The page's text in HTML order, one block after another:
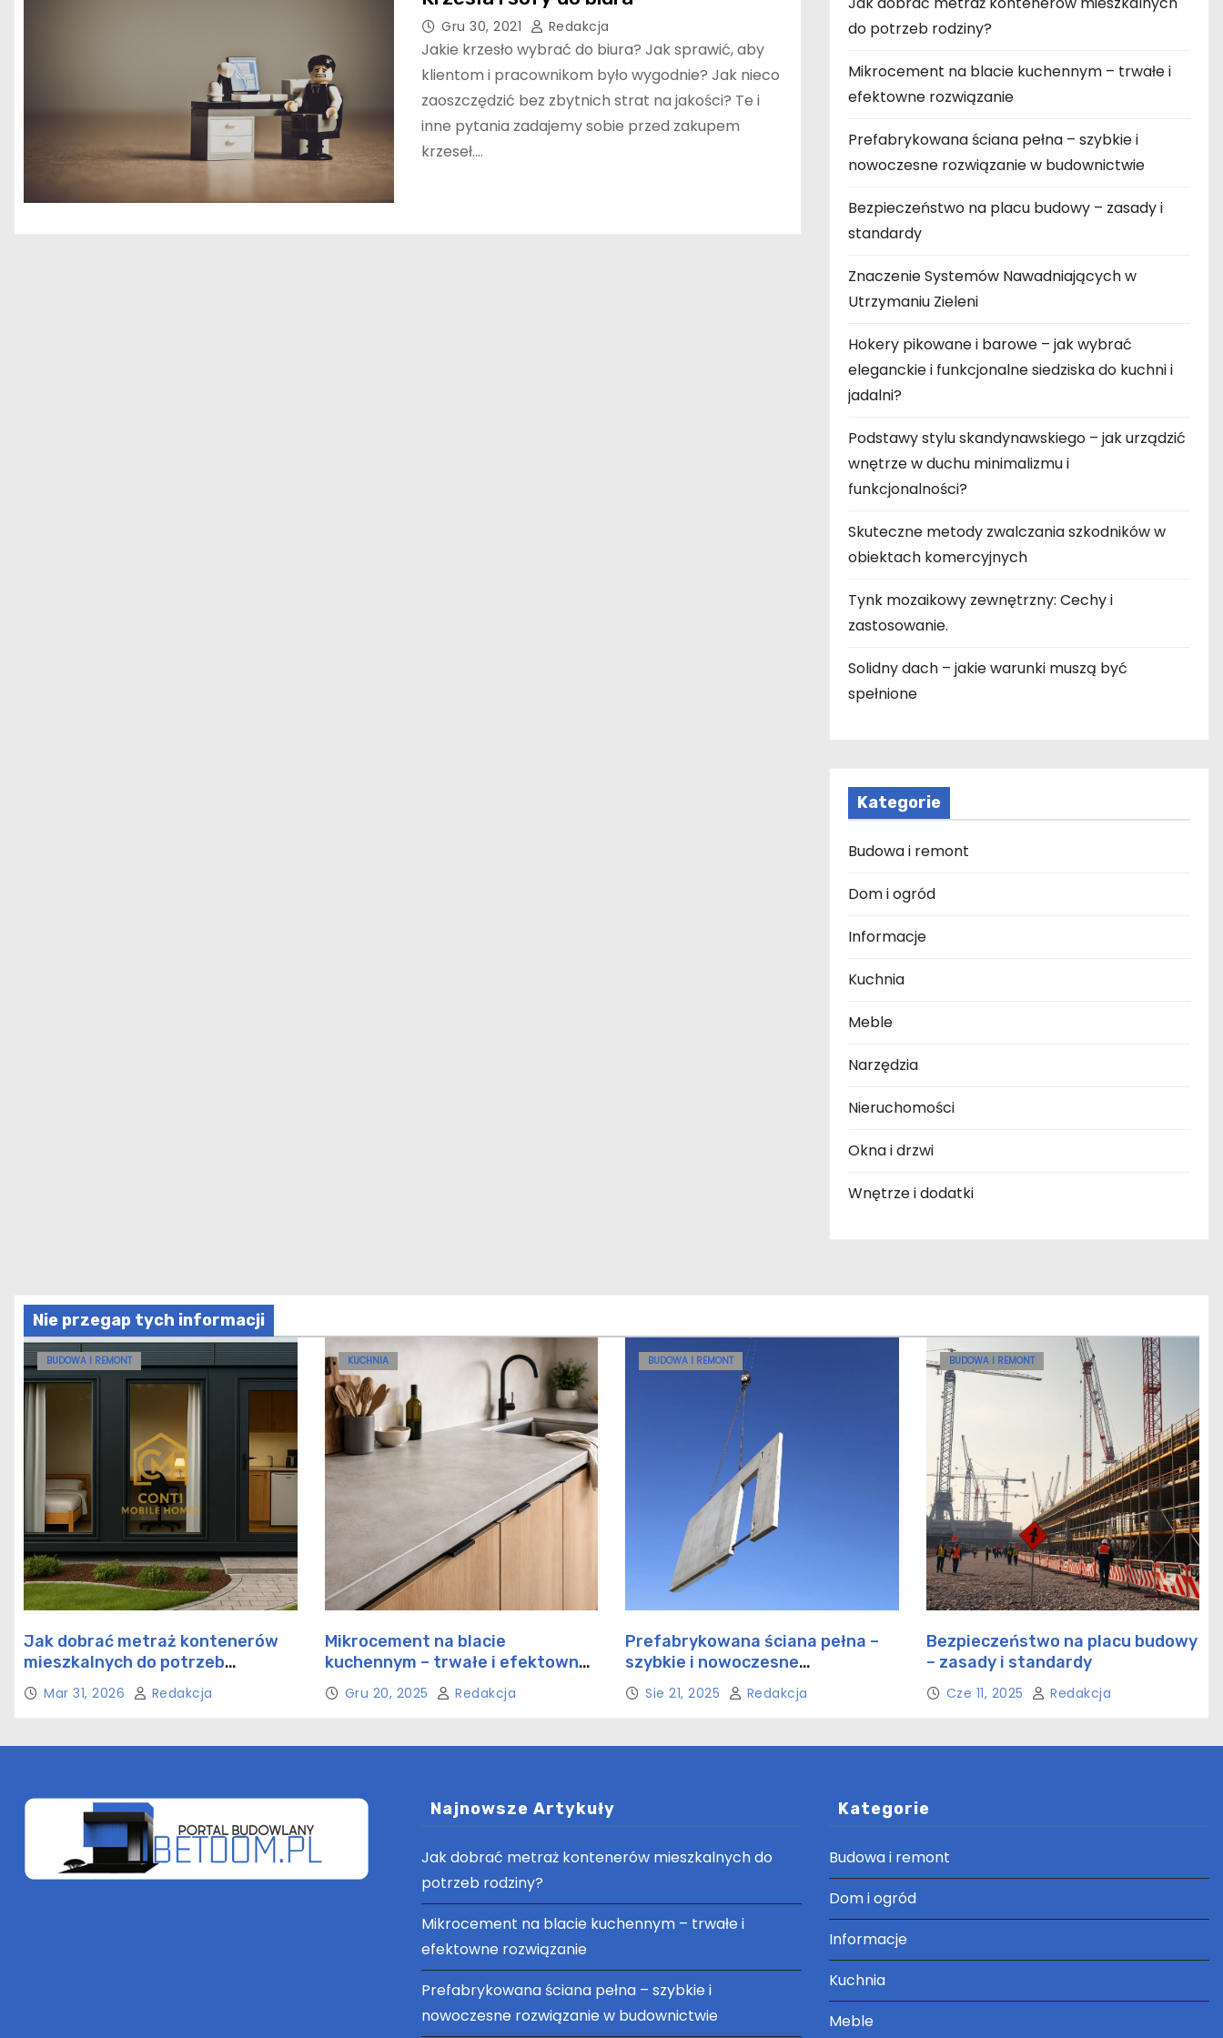
Gru 30, 2021 Redakcja
Jakie krzesło wybrać do biura? Jak sprawić, aby
klientom i pracownikom było wygodnie? Jak nieco
zaoszczędzić bez zbytnich strat na jakości? Te i
inne pytania zadajemy sobie przed zakupem
krzeseł.…
do potrzeb rodziny?
Mikrocement na blacie kuchennym – trwałe i
efektowne rozwiązanie
Prefabrykowana ściana pełna – szybkie i
nowoczesne rozwiązanie w budownictwie
Bezpieczeństwo na placu budowy – zasady i
standardy
Znaczenie Systemów Nawadniających w
Utrzymaniu Zieleni
Hokery pikowane i barowe – jak wybrać
eleganckie i funkcjonalne siedziska do kuchni i
jadalni?
Podstawy stylu skandynawskiego – jak urządzić
wnętrze w duchu minimalizmu i
funkcjonalności?
Skuteczne metody zwalczania szkodników w
obiektach komercyjnych
Tynk mozaikowy zewnętrzny: Cechy i
zastosowanie.
Solidny dach – jakie warunki muszą być
spełnione
Kategorie
Budowa i remont
Dom i ogród
Informacje
Kuchnia
Meble
Narzędzia
Nieruchomości
Okna i drzwi
Wnętrze i dodatki
Nie przegap tych informacji
BUDOWA I REMONT
Jak dobrać metraż kontenerów
mieszkalnych do potrzeb
rodziny?
Mar 31, 2026 Redakcja
KUCHNIA
Mikrocement na blacie
kuchennym – trwałe i efektowne
rozwiązanie
Gru 20, 2025 Redakcja
BUDOWA I REMONT
Prefabrykowana ściana pełna –
szybkie i nowoczesne
rozwiązanie w budownictwie
Sie 21, 2025 Redakcja
BUDOWA I REMONT
Bezpieczeństwo na placu budowy
– zasady i standardy
Cze 11, 2025 Redakcja
Najnowsze Artykuły
Jak dobrać metraż kontenerów mieszkalnych do
potrzeb rodziny?
Mikrocement na blacie kuchennym – trwałe i
efektowne rozwiązanie
Prefabrykowana ściana pełna – szybkie i
nowoczesne rozwiązanie w budownictwie
Kategorie
Budowa i remont
Dom i ogród
Informacje
Kuchnia
Meble